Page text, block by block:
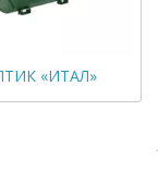
«ИТАЛ»